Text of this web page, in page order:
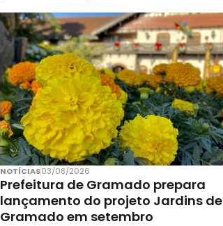
NOTÍCIAS03/08/2026
Prefeitura de Gramado prepara
lançamento do projeto Jardins de
Gramado em setembro